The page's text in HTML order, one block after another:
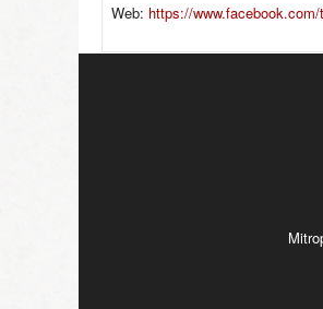
Web: https://